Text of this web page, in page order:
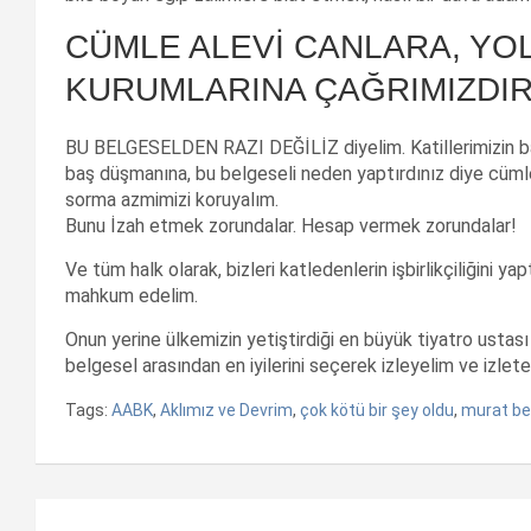
CÜMLE ALEVİ CANLARA,
KURUMLARINA
BU BELGESELDEN RAZI DEĞİLİZ diyelim.
baş düşmanına, bu belgeseli neden yaptırdınız diye
sorma azmimizi koruyalım.
Bunu İzah etmek zorundalar. Hesap vermek zorundalar!
Ve tüm halk olarak, bizleri katledenlerin işbirlikçiliğini
mahkum edelim.
Onun yerine ülkemizin yetiştirdiği en büyük tiyatro ustası
belgesel arasından en iyilerini seçerek izleyelim ve
Tags: AABK, Aklımız ve Devrim, çok kötü bir şey oldu, murat